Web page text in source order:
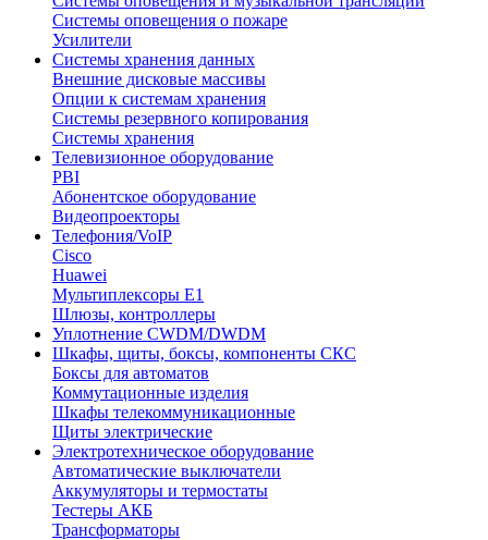
Системы оповещения о пожаре
Усилители
Системы хранения данных
Внешние дисковые массивы
Опции к системам хранения
Системы резервного копирования
Системы хранения
Телевизионное оборудование
PBI
Абонентское оборудование
Видеопроекторы
Телефония/VoIP
Cisco
Huawei
Мультиплексоры E1
Шлюзы, контроллеры
Уплотнение CWDM/DWDM
Шкафы, щиты, боксы, компоненты СКС
Боксы для автоматов
Коммутационные изделия
Шкафы телекоммуникационные
Щиты электрические
Электротехническое оборудование
Автоматические выключатели
Аккумуляторы и термостаты
Тестеры АКБ
Трансформаторы